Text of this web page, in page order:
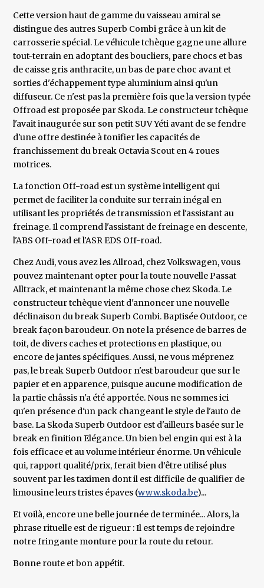
Cette version haut de gamme du vaisseau amiral se
distingue des autres Superb Combi grâce à un kit de
carrosserie spécial. Le véhicule tchèque gagne une allure
tout-terrain en adoptant des boucliers, pare chocs et bas
de caisse gris anthracite, un bas de pare choc avant et
sorties d'échappement type aluminium ainsi qu'un
diffuseur. Ce n'est pas la première fois que la version typée
Offroad est proposée par Skoda. Le constructeur tchèque
l'avait inaugurée sur son petit SUV Yéti avant de se fendre
d'une offre destinée à tonifier les capacités de
franchissement du break Octavia Scout en 4 roues
motrices.
La fonction Off-road est un système intelligent qui
permet de faciliter la conduite sur terrain inégal en
utilisant les propriétés de transmission et l'assistant au
freinage. Il comprend l'assistant de freinage en descente,
l'ABS Off-road et l'ASR EDS Off-road.
Chez Audi, vous avez les Allroad, chez Volkswagen, vous
pouvez maintenant opter pour la toute nouvelle Passat
Alltrack, et maintenant la même chose chez Skoda. Le
constructeur tchèque vient d'annoncer une nouvelle
déclinaison du break Superb Combi. Baptisée Outdoor, ce
break façon baroudeur. On note la présence de barres de
toit, de divers caches et protections en plastique, ou
encore de jantes spécifiques. Aussi, ne vous méprenez
pas, le break Superb Outdoor n'est baroudeur que sur le
papier et en apparence, puisque aucune modification de
la partie châssis n'a été apportée. Nous ne sommes ici
qu'en présence d'un pack changeant le style de l'auto de
base. La Skoda Superb Outdoor est d'ailleurs basée sur le
break en finition Elégance. Un bien bel engin qui est à la
fois efficace et au volume intérieur énorme. Un véhicule
qui, rapport qualité/prix, ferait bien d’être utilisé plus
souvent par les taximen dont il est difficile de qualifier de
limousine leurs tristes épaves (www.skoda.be)...
Et voilà, encore une belle journée de terminée... Alors, la
phrase rituelle est de rigueur : Il est temps de rejoindre
notre fringante monture pour la route du retour.
Bonne route et bon appétit.